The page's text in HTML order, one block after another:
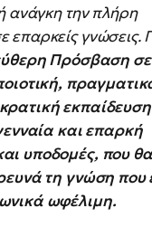
ανάγκη την πλήρη
γνώσεις.
Πρόσβαση σε
και επαρκή
υποδομές, που θα
τη γνώση που
ωφέλιμη.